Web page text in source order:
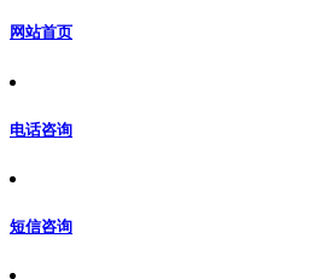
网站首页
电话咨询
短信咨询